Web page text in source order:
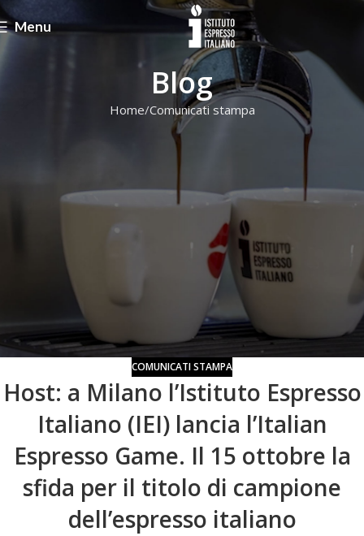
Menu
Blog
Home Comunicati stampa
COMUNICATI STAMPA
Host: a Milano l’Istituto Espresso
Italiano (IEI) lancia l’Italian
Espresso Game. Il 15 ottobre la
sfida per il titolo di campione
dell’espresso italiano